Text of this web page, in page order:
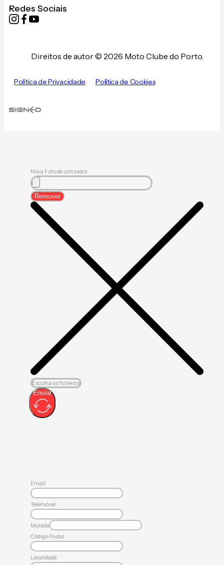
Redes Sociais
Direitos de autor © 2026 Moto Clube do Porto.
Política de Privacidade Política de Cookies
Nova Foto de utilizador
Remover
Escolha os ficheiros
Enviar
Email
Telemóvel
Morada
Código Postal
Localidade